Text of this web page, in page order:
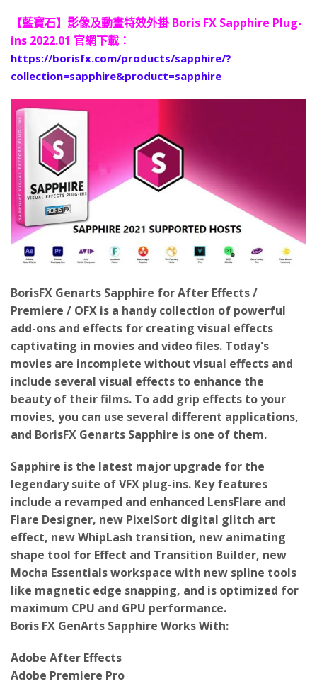
【藍寶石】影像及動畫特效外掛 Boris FX Sapphire Plug-
ins 2022.01 官網下載：
https://borisfx.com/products/sapphire/?
collection=sapphire&product=sapphire
BorisFX Genarts Sapphire for After Effects /
Premiere / OFX is a handy collection of powerful
add-ons and effects for creating visual effects
captivating in movies and video files. Today's
movies are incomplete without visual effects and
include several visual effects to enhance the
beauty of their films. To add grip effects to your
movies, you can use several different applications,
and BorisFX Genarts Sapphire is one of them.
Sapphire is the latest major upgrade for the
legendary suite of VFX plug-ins. Key features
include a revamped and enhanced LensFlare and
Flare Designer, new PixelSort digital glitch art
effect, new WhipLash transition, new animating
shape tool for Effect and Transition Builder, new
Mocha Essentials workspace with new spline tools
like magnetic edge snapping, and is optimized for
maximum CPU and GPU performance.
Boris FX GenArts Sapphire Works With:
Adobe After Effects
Adobe Premiere Pro